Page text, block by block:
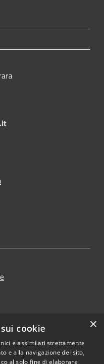
×
cookie
e assimilati strettamente
e alla navigazione del sito,
al solo fine di elaborare